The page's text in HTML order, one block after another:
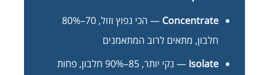
Concentrate
— הכי נפוץ וזול, 70–80%
חלבון, מתאים לרוב המתאמנים
Isolate
— נקי יותר, 85–90% חלבון, פחות